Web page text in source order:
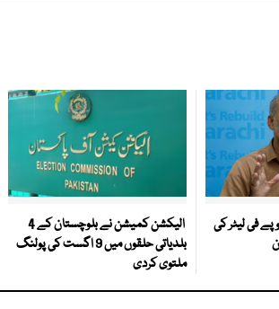
کی قیمت 228 روپے فی لیٹر کی
الیکشن کمیشن نے بلوچستان کے 4
بلدیاتی حلقوں میں 9 اگست کی پولنگ
ملتوی کردی